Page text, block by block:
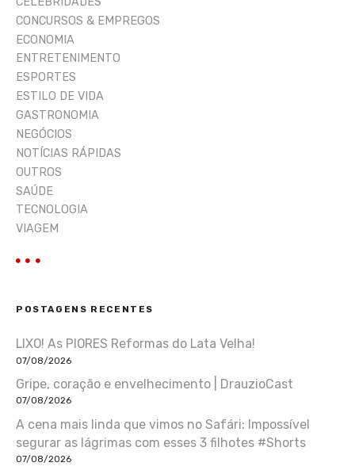
CONCURSOS & EMPREGOS
ECONOMIA
ENTRETENIMENTO
ESPORTES
ESTILO DE VIDA
GASTRONOMIA
NEGÓCIOS
NOTÍCIAS RÁPIDAS
OUTROS
SAÚDE
TECNOLOGIA
VIAGEM
POSTAGENS RECENTES
LIXO! As PIORES Reformas do Lata Velha!
07/08/2026
Gripe, coração e envelhecimento | DrauzioCast
07/08/2026
A cena mais linda que vimos no Safári: Impossível
segurar as lágrimas com esses 3 filhotes #Shorts
07/08/2026